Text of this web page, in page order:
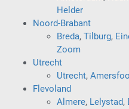
Helder
Noord-Brabant
Breda, Tilburg,
Zoom
Utrecht
Utrecht,
Flevoland
Almere, Lelystad,